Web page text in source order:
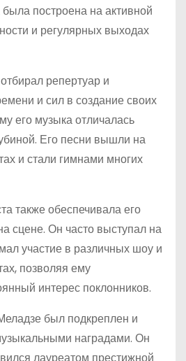
построена на активной
и регулярных выходах
репертуар и
и сил в создание своих
его музыка отличалась
Его песни вышли на
и стали гимнами многих
также обеспечивала его
сцене. Он часто выступал на
участие в различных шоу и
позволяя ему
интерес поклонников.
был подкреплен и
наградами. Он